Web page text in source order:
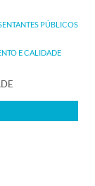
PÚBLICOS
E CALIDADE